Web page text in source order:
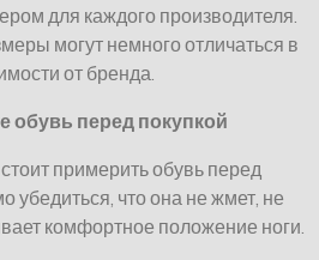
для каждого производителя.
могут немного отличаться в
от бренда.
обувь перед покупкой
примерить обувь перед
убедиться, что она не жмет, не
комфортное положение ноги.